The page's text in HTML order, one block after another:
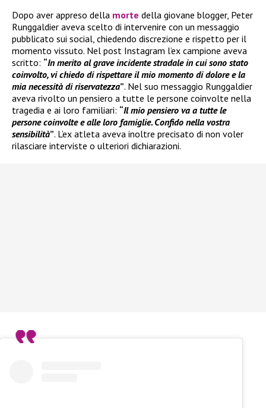
Dopo aver appreso della morte della giovane blogger, Peter
Runggaldier aveva scelto di intervenire con un messaggio
pubblicato sui social, chiedendo discrezione e rispetto per il
momento vissuto. Nel post Instagram l’ex campione aveva
scritto: “In merito al grave incidente stradale in cui sono stato
coinvolto, vi chiedo di rispettare il mio momento di dolore e la
mia necessità di riservatezza”. Nel suo messaggio Runggaldier
aveva rivolto un pensiero a tutte le persone coinvolte nella
tragedia e ai loro familiari: “Il mio pensiero va a tutte le
persone coinvolte e alle loro famiglie. Confido nella vostra
sensibilità”. L’ex atleta aveva inoltre precisato di non voler
rilasciare interviste o ulteriori dichiarazioni.